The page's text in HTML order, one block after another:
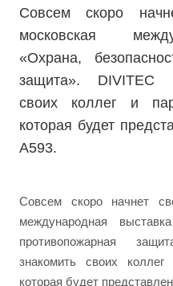
Совсем скоро
московская
«Охрана,
защита». DIVITEC
своих коллег и
которая будет
А593.
Совсем скоро начнет
международная
противопожарная
знакомить своих
которая будет